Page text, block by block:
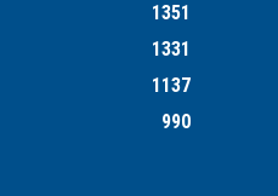
1351
1331
1137
990